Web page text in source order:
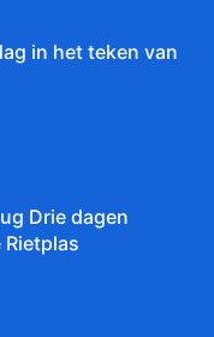
in het teken van
Drie dagen